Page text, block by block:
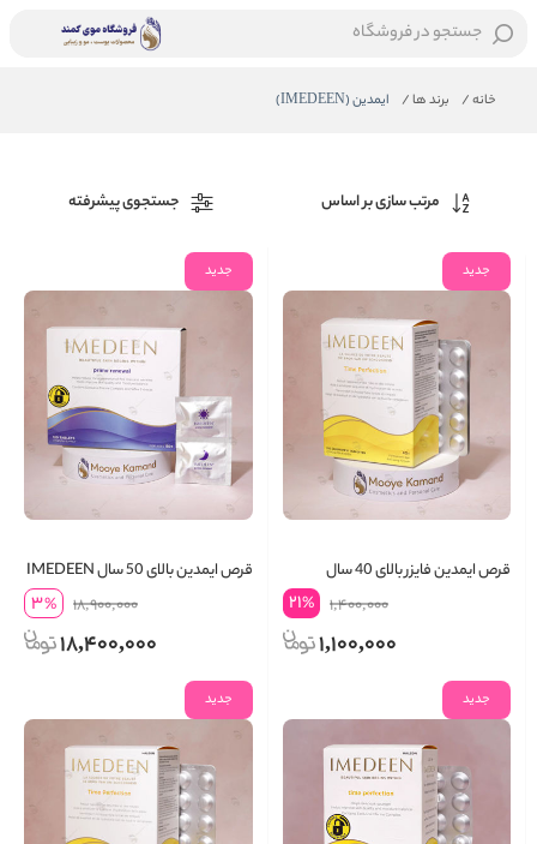
جستجو در فروشگاه
خانه/ برند ها/ ایمدین (IMEDEEN)
مرتب سازی بر اساس جستجوی پیشرفته
جدید
قرص ایمدین فایزر بالای 40 سال
1,400,000
21%
1,100,000
جدید
قرص ایمدین بالای 50 سال IMEDEEN
18,900,000
3%
18,400,000
جدید جدید